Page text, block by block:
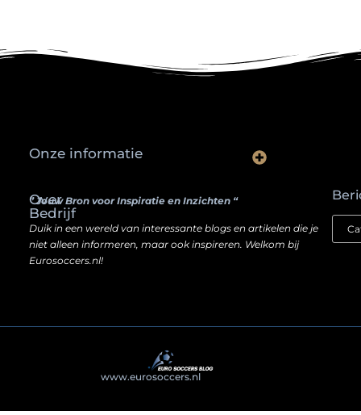
Over
Bedrijf
” Jouw Bron voor Inspiratie en Inzichten “
Duik in een wereld van interessante blogs en artikelen die je
niet alleen informeren, maar ook inspireren. Welkom bij
Eurosoccers.nl!
Onze informatie
www.eurosoccers.nl. All Right Reserved.